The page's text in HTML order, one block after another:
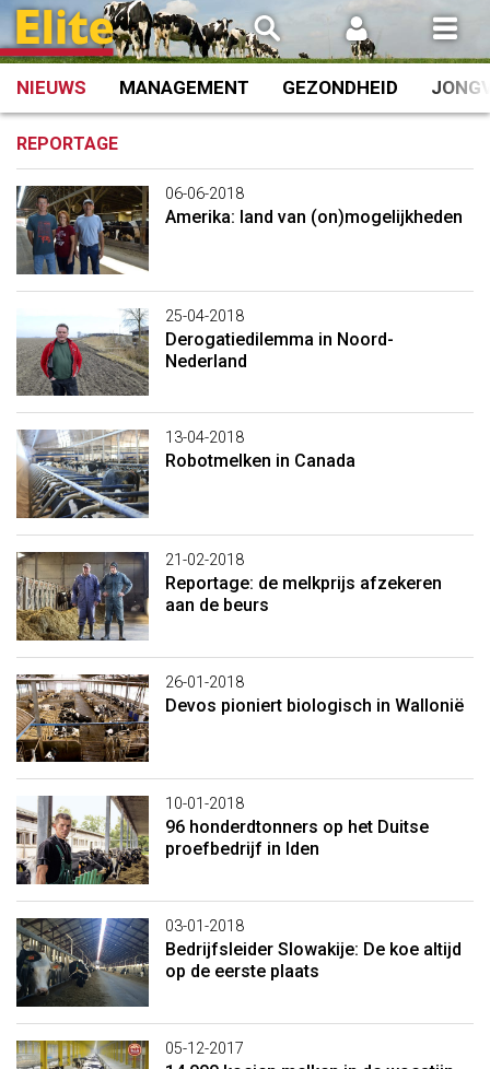
Spring
naar
inhoud
NIEUWS MANAGEMENT GEZONDHEID
REPORTAGE
06-06-2018
Amerika: land van (on)mogelijkheden
25-04-2018
Derogatiedilemma in Noord-
Nederland
13-04-2018
Robotmelken in Canada
21-02-2018
Reportage: de melkprijs afzekeren
aan de beurs
26-01-2018
Devos pioniert biologisch in Wallonië
10-01-2018
96 honderdtonners op het Duitse
proefbedrijf in Iden
03-01-2018
Bedrijfsleider Slowakije: De koe altijd
op de eerste plaats
05-12-2017